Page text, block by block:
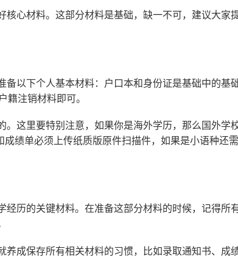
核心材料。这部分材料是基础，缺一不可，建议大家
备以下个人基本材料：户口本和身份证是基础中的基
籍注销材料即可。
。这里要特别注意，如果你是海外学历，那么国外学
绩单必须上传纸质版原件扫描件，如果是小语种还
经历的关键材料。在准备这部分材料的时候，记得所
养成保存所有相关材料的习惯，比如录取通知书、成